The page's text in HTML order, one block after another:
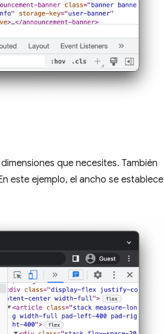
que necesites. También
este ejemplo, el ancho se establece